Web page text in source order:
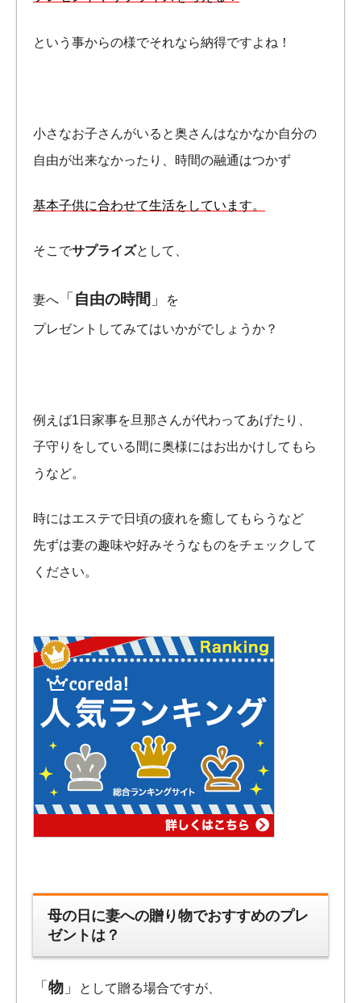
という事からの様でそれなら納得ですよね！
小さなお子さんがいると奥さんはなかなか自分の
自由が出来なかったり、時間の融通はつかず
基本子供に合わせて生活をしています。
そこでサプライズとして、
妻へ 「自由の時間 」 を
プレゼントしてみてはいかがでしょうか？
例えば1日家事を旦那さんが代わってあげたり、
子守りをしている間に奥様にはお出かけしてもら
うなど。
時にはエステで日頃の疲れを癒してもらうなど
先ずは妻の趣味や好みそうなものをチェックして
ください。
母の日に妻への贈り物でおすすめのプレ
ゼントは？
「 物 」 として贈る場合ですが、